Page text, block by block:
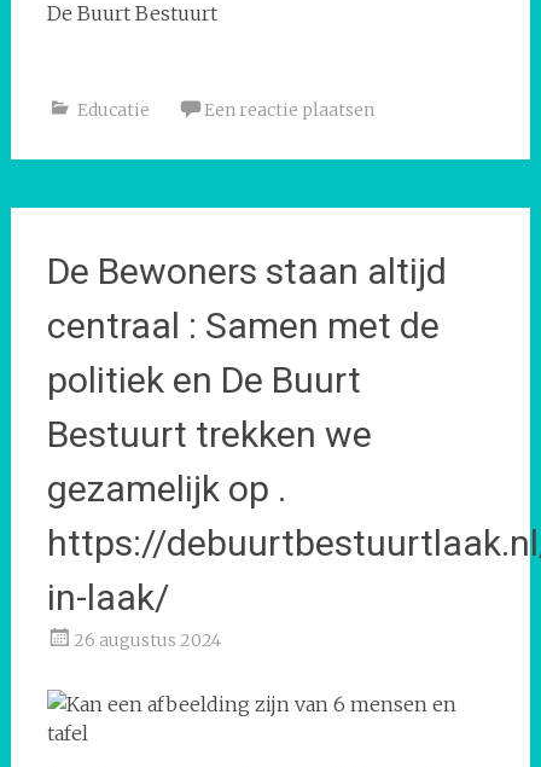
De Buurt Bestuurt
Educatie Een reactie plaatsen
De Bewoners staan altijd
centraal : Samen met de
politiek en De Buurt
Bestuurt trekken we
gezamelijk op .
https://
in-laak/
26 augustus 2024